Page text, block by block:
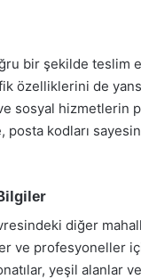
bir şekilde teslim
özelliklerini de
sosyal hizmetlerin
kodları
diğer
ve profesyoneller
yeşil alanlar